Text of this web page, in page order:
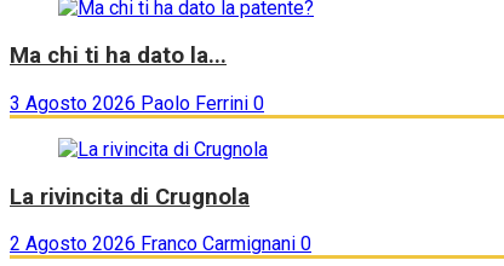
Ma chi ti ha dato la...
3 Agosto 2026 Paolo Ferrini 0
La rivincita di Crugnola
2 Agosto 2026 Franco Carmignani 0